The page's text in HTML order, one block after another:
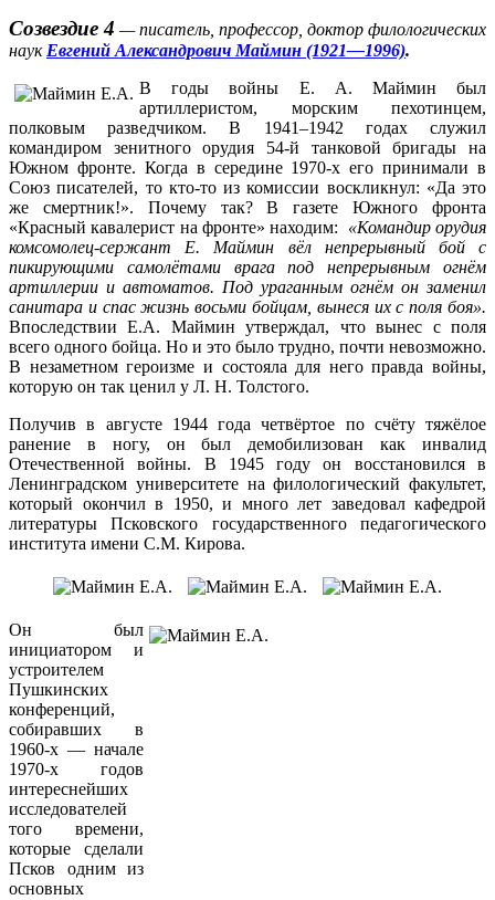
Созвездие 4 — писатель, профессор, доктор филологических
наук Евгений Александрович Маймин (1921—1996).
В годы войны Е. А. Маймин был
артиллеристом, морским пехотинцем,
полковым разведчиком. В 1941–1942 годах служил
командиром зенитного орудия 54-й танковой бригады на
Южном фронте. Когда в середине 1970-х его принимали в
Союз писателей, то кто-то из комиссии воскликнул: «Да это
же смертник!». Почему так? В газете Южного фронта
«Красный кавалерист на фронте» находим:
«Командир орудия
комсомолец-сержант Е. Маймин вёл непрерывный бой с
пикирующими самолётами врага под непрерывным огнём
артиллерии и автоматов. Под ураганным огнём он заменил
санитара и спас жизнь восьми бойцам, вынеся их с поля боя».
Впоследствии Е.А. Маймин утверждал, что вынес с поля
всего одного бойца. Но и это было трудно, почти невозможно.
В незаметном героизме и состояла для него правда войны,
которую он так ценил у Л. Н. Толстого.
Получив в августе 1944 года четвёртое по счёту тяжёлое
ранение в ногу, он был демобилизован как инвалид
Отечественной войны. В 1945 году он восстановился в
Ленинградском университете на филологический факультет,
который окончил в 1950, и много лет заведовал кафедрой
литературы Псковского государственного педагогического
института имени С.М. Кирова.
Он был
инициатором и
устроителем
Пушкинских
конференций,
собиравших в
1960-х — начале
1970-х годов
интереснейших
исследователей
того времени,
которые сделали
Псков одним из
основных